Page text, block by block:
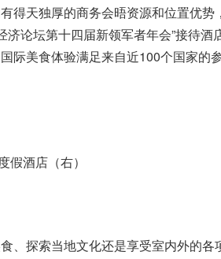
有得天独厚的商务会晤资源和位置优势，
论坛第十四届新领军者年会”接待酒
际美食体验满足来自近100个国家的
酒店（右）
、探索当地文化还是享受室内外的各